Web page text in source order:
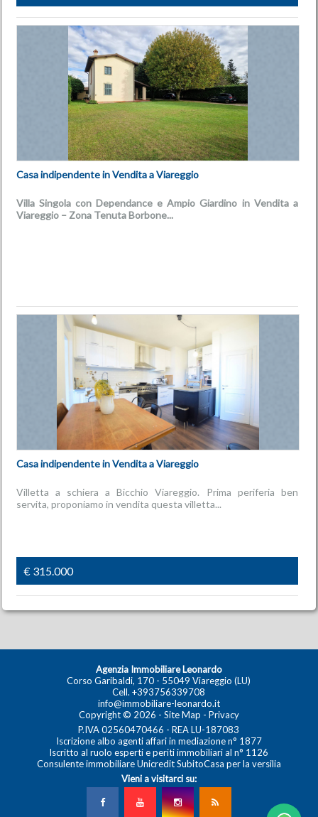
Casa indipendente in Vendita a Viareggio
Villa Singola con Dependance e Ampio Giardino in Vendita a
Viareggio – Zona Tenuta Borbone...
Casa indipendente in Vendita a Viareggio
Villetta a schiera a Bicchio Viareggio. Prima periferia ben
servita, proponiamo in vendita questa villetta...
€ 315.000
Agenzia Immobiliare Leonardo
Corso Garibaldi, 170 - 55049 Viareggio (LU)
Cell.+393756339708
info@immobiliare-leonardo.it
Copyright © 2026 - Site Map - Privacy
P.IVA 02560470466 - REA LU-187083
Iscrizione albo agenti affari in mediazione n° 1877
Iscritto al ruolo esperti e periti immobiliari al n° 1126
Consulente immobiliare Unicredit SubitoCasa per la versilia
Vieni a visitarci su: